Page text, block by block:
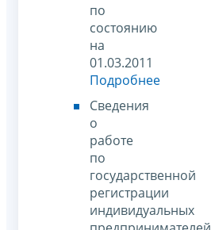
по
состоянию
на
01.03.2011
Подробнее
Сведения
о
работе
по
государственной
регистрации
индивидуальных